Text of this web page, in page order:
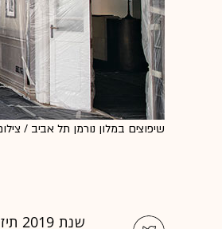
שיפוצים במלון נורמן תל אביב /